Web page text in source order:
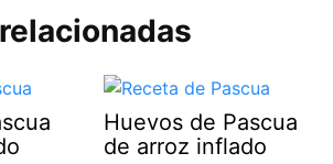
Huevos de Pascua
de arroz inflado